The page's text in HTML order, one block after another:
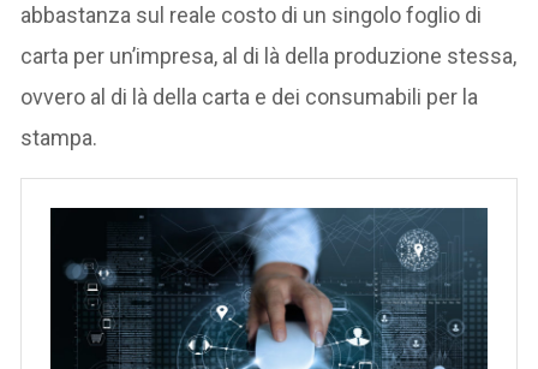
abbastanza sul reale costo di un singolo foglio di
carta per un’impresa, al di là della produzione stessa,
ovvero al di là della carta e dei consumabili per la
stampa.